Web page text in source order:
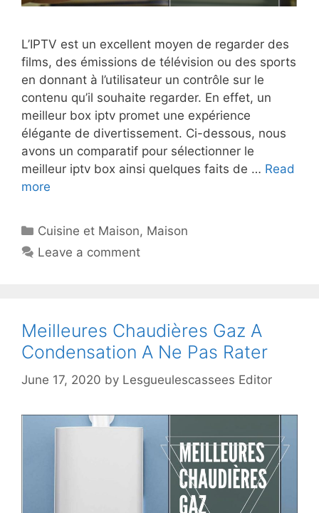
L’IPTV est un excellent moyen de regarder des
films, des émissions de télévision ou des sports
en donnant à l’utilisateur un contrôle sur le
contenu qu’il souhaite regarder. En effet, un
meilleur box iptv promet une expérience
élégante de divertissement. Ci-dessous, nous
avons un comparatif pour sélectionner le
meilleur iptv box ainsi quelques faits de … Read
more
Cuisine et Maison, Maison
Leave a comment
Meilleures Chaudières Gaz A
Condensation A Ne Pas Rater
June 17, 2020 by Lesgueulescassees Editor